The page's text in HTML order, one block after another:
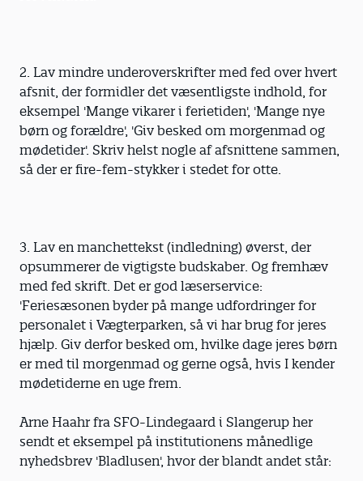
2. Lav mindre underoverskrifter med fed over hvert
afsnit, der formidler det væsentligste indhold, for
eksempel 'Mange vikarer i ferietiden', 'Mange nye
børn og forældre', 'Giv besked om morgenmad og
mødetider'. Skriv helst nogle af afsnittene sammen,
så der er fire-fem-stykker i stedet for otte.
3. Lav en manchettekst (indledning) øverst, der
opsummerer de vigtigste budskaber. Og fremhæv
med fed skrift. Det er god læserservice:
'Feriesæsonen byder på mange udfordringer for
personalet i Vægterparken, så vi har brug for jeres
hjælp. Giv derfor besked om, hvilke dage jeres børn
er med til morgenmad og gerne også, hvis I kender
mødetiderne en uge frem.
Arne Haahr fra SFO-Lindegaard i Slangerup her
sendt et eksempel på institutionens månedlige
nyhedsbrev 'Bladlusen', hvor der blandt andet står: